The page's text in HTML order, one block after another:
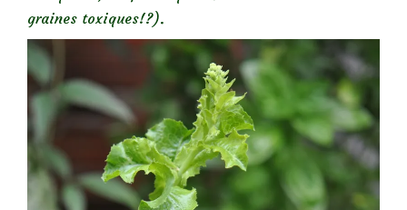
graines toxiques!?).